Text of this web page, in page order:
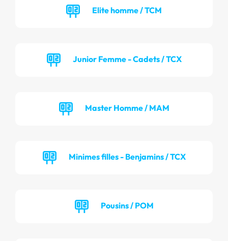
Elite homme / TCM
Junior Femme - Cadets / TCX
Master Homme / MAM
Minimes filles - Benjamins / TCX
Pousins / POM